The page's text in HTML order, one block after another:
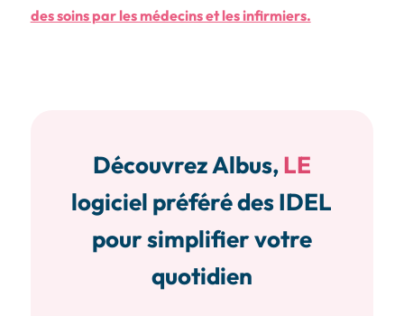
des soins par les médecins et les infirmiers.
Découvrez Albus,LE
logiciel préféré des IDEL
pour simplifier votre
quotidien